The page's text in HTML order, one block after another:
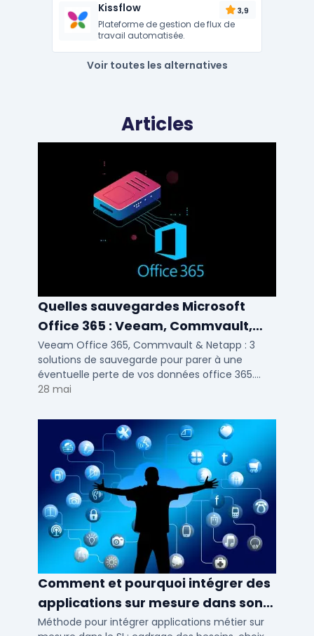
Kissflow 3,9
Plateforme de gestion de flux de
travail automatisée.
Voir toutes les alternatives
Articles
Quelles sauvegardes Microsoft
Office 365 : Veeam, Commvault,
Netapp
Veeam Office 365, Commvault & Netapp : 3
solutions de sauvegarde pour parer à une
éventuelle perte de vos données office 365.
Voici notre ...
28 mai
Comment et pourquoi intégrer des
applications sur mesure dans son
SI ?
Méthode pour intégrer applications métier sur